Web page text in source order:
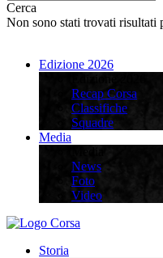
Cerca
Non sono stati trovati risultati
Edizione 2026
Recap Corsa
Classifiche
Squadre
Media
News
Foto
Video
Storia